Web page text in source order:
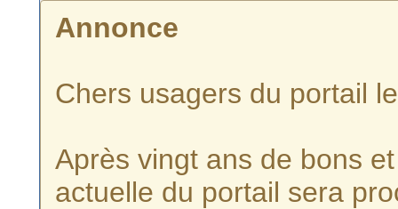
Annonce
Chers usagers du portail
Après vingt ans de bons
actuelle du portail sera